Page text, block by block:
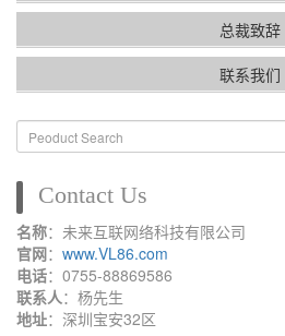
总裁致辞
联系我们
Contact Us
名称：未来互联网络科技有限公司
官网： www.VL86.com
电话：0755-88869586
联系人：杨先生
地址：深圳宝安32区